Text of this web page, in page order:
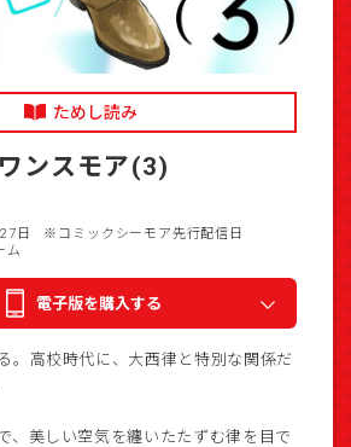
ためし読み
ンスモア(3)
日
※コミックシーモア先行配信日
ム
電子版を購入する
。高校時代に、大西律と特別な関係だ
、美しい空気を纏いたたずむ律を目で